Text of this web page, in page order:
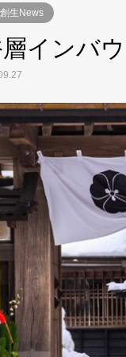
生News
インバ